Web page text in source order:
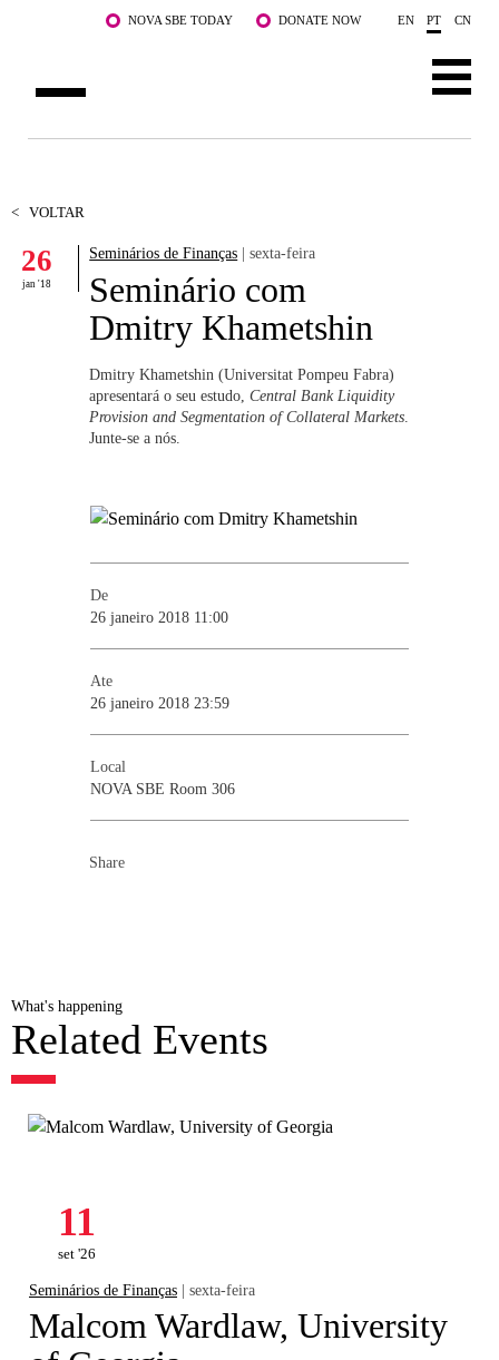
Saltar para o conteúdo principalNOVA SBE TODAY DONATE NOW EN PT CN
DOCENTES E INVESTIGAÇÃO
COMUNIDADE
WHAT'S HAPPENING
< VOLTAR
26
jan '18
Seminários de Finanças | sexta-feira
Seminário com
Dmitry Khametshin
Dmitry Khametshin (Universitat Pompeu Fabra)
apresentará o seu estudo,Central Bank Liquidity
Provision and Segmentation of Collateral Markets
Junte-se a nós.
De
26 janeiro 2018 11:00
Ate
26 janeiro 2018 23:59
Local
NOVA SBE Room 306
Share
What's happening
Related Events
11
set '26
Seminários de Finanças | sexta-feira
Malcom Wardlaw, University